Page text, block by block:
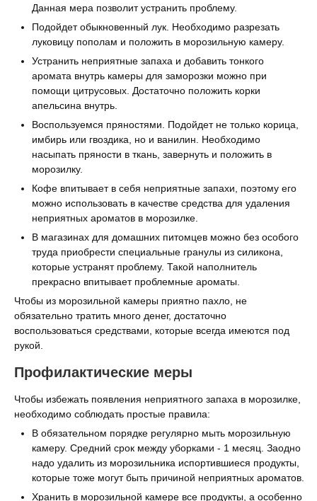
Данная мера позволит устранить проблему.
Подойдет обыкновенный лук. Необходимо разрезать
луковицу пополам и положить в морозильную камеру.
Устранить неприятные запаха и добавить тонкого
аромата внутрь камеры для заморозки можно при
помощи цитрусовых. Достаточно положить корки
апельсина внутрь.
Воспользуемся пряностями. Подойдет не только корица,
имбирь или гвоздика, но и ванилин. Необходимо
насыпать пряности в ткань, завернуть и положить в
морозилку.
Кофе впитывает в себя неприятные запахи, поэтому его
можно использовать в качестве средства для удаления
неприятных ароматов в морозилке.
В магазинах для домашних питомцев можно без особого
труда приобрести специальные гранулы из силикона,
которые устранят проблему. Такой наполнитель
прекрасно впитывает проблемные ароматы.
Чтобы из морозильной камеры приятно пахло, не
обязательно тратить много денег, достаточно
воспользоваться средствами, которые всегда имеются под
рукой.
Профилактические меры
Чтобы избежать появления неприятного запаха в морозилке,
необходимо соблюдать простые правила:
В обязательном порядке регулярно мыть морозильную
камеру. Средний срок между уборками - 1 месяц. Заодно
надо удалить из морозильника испортившиеся продукты,
которые тоже могут быть причиной неприятных ароматов.
Хранить в морозильной камере все продукты, а особенно